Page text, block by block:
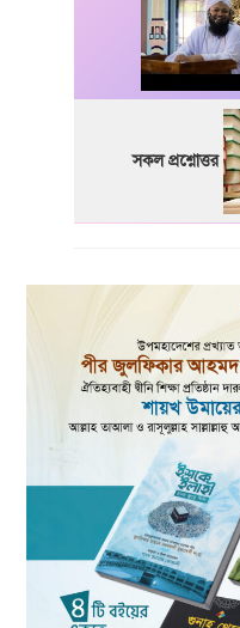
সকল প্রশ্নোত্তর